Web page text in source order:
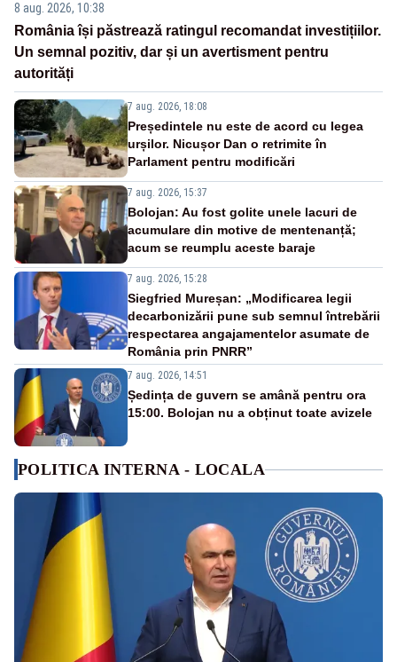
8 aug. 2026, 10:38
România își păstrează ratingul recomandat investițiilor.
Un semnal pozitiv, dar și un avertisment pentru
autorități
7 aug. 2026, 18:08
Președintele nu este de acord cu legea
urșilor. Nicușor Dan o retrimite în
Parlament pentru modificări
7 aug. 2026, 15:37
Bolojan: Au fost golite unele lacuri de
acumulare din motive de mentenanță;
acum se reumplu aceste baraje
7 aug. 2026, 15:28
Siegfried Mureșan: „Modificarea legii
decarbonizării pune sub semnul întrebării
respectarea angajamentelor asumate de
România prin PNRR”
7 aug. 2026, 14:51
Ședința de guvern se amână pentru ora
15:00. Bolojan nu a obținut toate avizele
POLITICA INTERNA - LOCALA